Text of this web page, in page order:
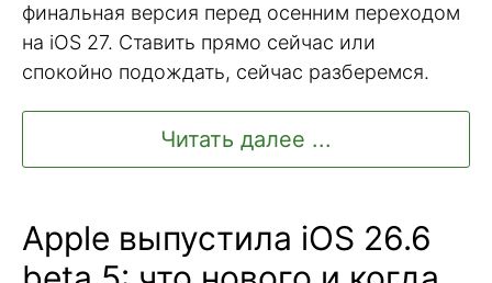
финальная версия перед осенним переходом
на iOS 27. Ставить прямо сейчас или
спокойно подождать, сейчас разберемся.
Читать далее ...
Apple выпустила iOS 26.6